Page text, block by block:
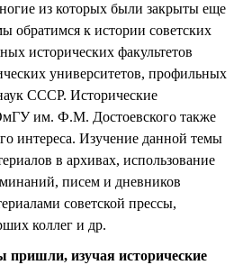
из которых были закрыты еще
обратимся к истории советских
исторических факультетов
университетов, профильных
СССР. Исторические
им. Ф.М. Достоевского также
интереса. Изучение данной темы
в архивах, использование
писем и дневников
советской прессы,
коллег и др.
изучая исторические